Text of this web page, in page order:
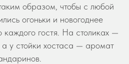
образом, чтобы с любой
огоньки и новогоднее
каждого гостя. На столиках —
у стойки хостаса — аромат